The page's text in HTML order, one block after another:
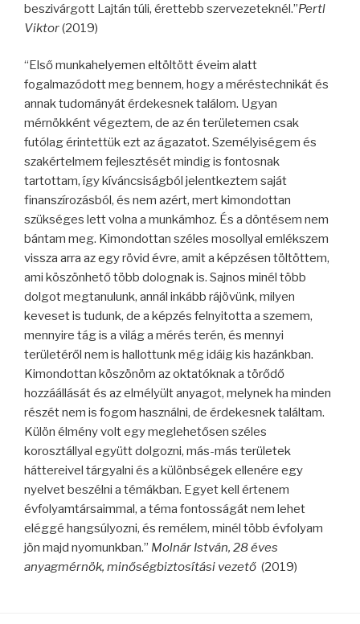
beszivárgott Lajtán túli, érettebb szervezeteknél.”Pertl
Viktor(2019)
“Első munkahelyemen eltöltött éveim alatt
fogalmazódott meg bennem, hogy a méréstechnikát és
annak tudományát érdekesnek találom. Ugyan
mérnökként végeztem, de az én területemen csak
futólag érintettük ezt az ágazatot. Személyiségem és
szakértelmem fejlesztését mindig is fontosnak
tartottam, így kíváncsiságból jelentkeztem saját
finanszírozásból, és nem azért, mert kimondottan
szükséges lett volna a munkámhoz. És a döntésem nem
bántam meg. Kimondottan széles mosollyal emlékszem
vissza arra az egy rövid évre, amit a képzésen töltöttem,
ami köszönhető több dolognak is. Sajnos minél több
dolgot megtanulunk, annál inkább rájövünk, milyen
keveset is tudunk, de a képzés felnyitotta a szemem,
mennyire tág is a világ a mérés terén, és mennyi
területéről nem is hallottunk még idáig kis hazánkban.
Kimondottan köszönöm az oktatóknak a törődő
hozzáállását és az elmélyült anyagot, melynek ha minden
részét nem is fogom használni, de érdekesnek találtam.
Külön élmény volt egy meglehetősen széles
korosztállyal együtt dolgozni, más-más területek
háttereivel tárgyalni és a különbségek ellenére egy
nyelvet beszélni a témákban. Egyet kell értenem
évfolyamtársaimmal, a téma fontosságát nem lehet
eléggé hangsúlyozni, és remélem, minél több évfolyam
jön majd nyomunkban.” Molnár István, 28 éves
anyagmérnök, minőségbiztosítási vezető (2019)